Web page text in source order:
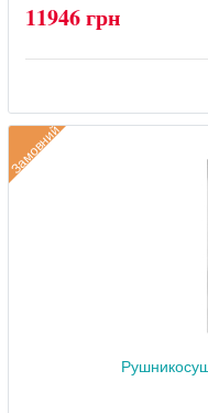
11946 грн
Замовний